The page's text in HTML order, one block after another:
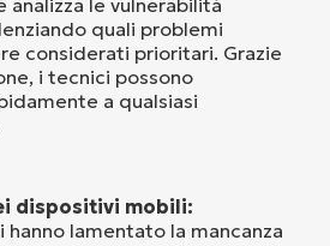
analizza le vulnerabilità
quali problemi
considerati prioritari. Grazie
i tecnici possono
a qualsiasi
dispositivi mobili:
hanno lamentato la mancanza